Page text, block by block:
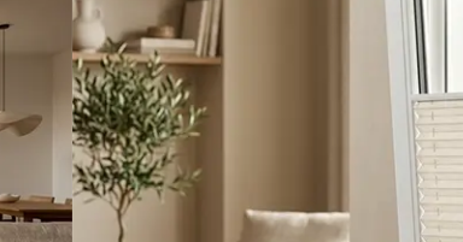
Past bij elk interieur
Ideaal voor grote ramen
Combineert strak met gordijnen